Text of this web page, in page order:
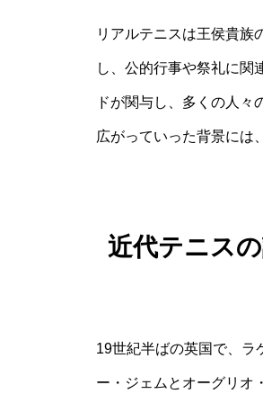
リアルテニスは王侯貴族
し、公的行事や祭礼に関
ドが関与し、多くの人々
広がっていった背景には
近代テニス
19世紀半ばの英国で、ラ
ー・ジェムとオーグリオ